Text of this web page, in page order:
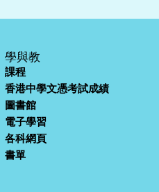
學與教
課程
香港中學文憑考試成績
圖書館
電子學習
各科網頁
書單